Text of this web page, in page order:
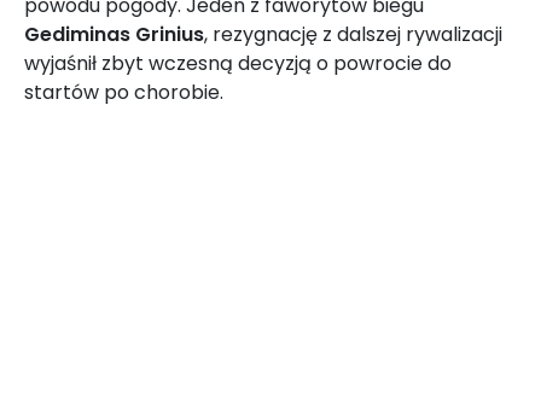
powodu pogody. Jeden z faworytów biegu
Gediminas Grinius, rezygnację z dalszej rywalizacji
wyjaśnił zbyt wczesną decyzją o powrocie do
startów po chorobie.